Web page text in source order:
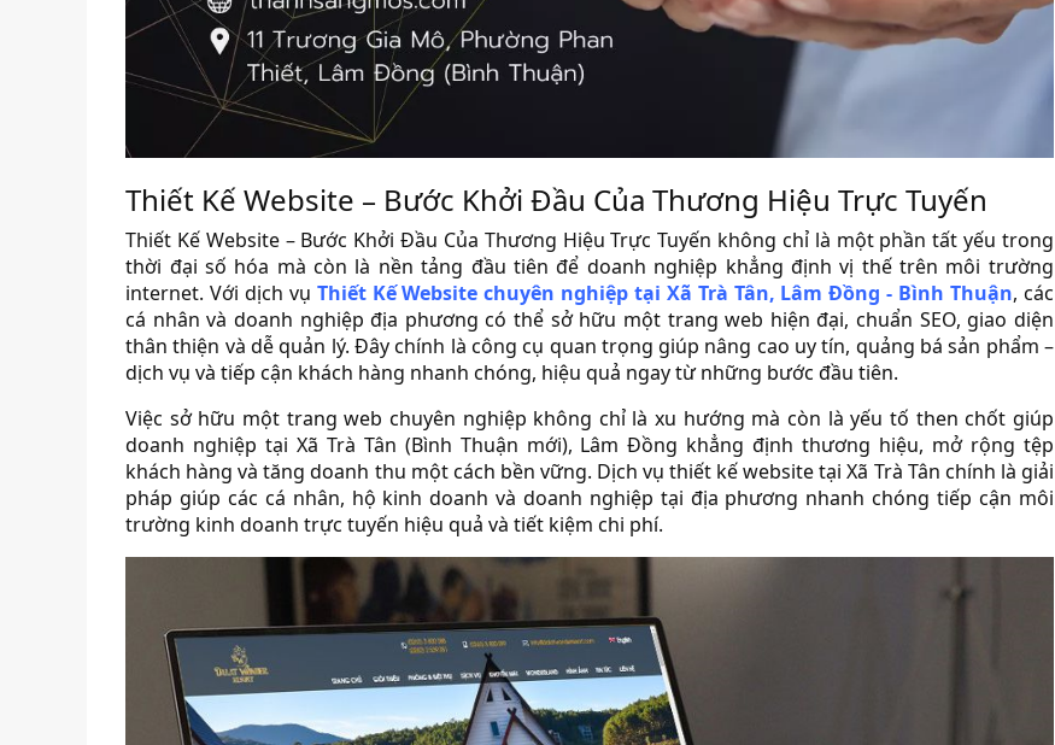
Thiết Kế Website – Bước Khởi Đầu Của Thương Hiệu Trực Tuyến
Thiết Kế Website – Bước Khởi Đầu Của Thương Hiệu Trực Tuyến không chỉ là một phần tất yếu trong
thời đại số hóa mà còn là nền tảng đầu tiên để doanh nghiệp khẳng định vị thế trên môi trường
internet. Với dịch vụ Thiết Kế Website chuyên nghiệp tại Xã Trà Tân, Lâm Đồng - Bình Thuận, các
cá nhân và doanh nghiệp địa phương có thể sở hữu một trang web hiện đại, chuẩn SEO, giao diện
thân thiện và dễ quản lý. Đây chính là công cụ quan trọng giúp nâng cao uy tín, quảng bá sản phẩm –
dịch vụ và tiếp cận khách hàng nhanh chóng, hiệu quả ngay từ những bước đầu tiên.
Việc sở hữu một trang web chuyên nghiệp không chỉ là xu hướng mà còn là yếu tố then chốt giúp
doanh nghiệp tại Xã Trà Tân (Bình Thuận mới), Lâm Đồng khẳng định thương hiệu, mở rộng tệp
khách hàng và tăng doanh thu một cách bền vững. Dịch vụ thiết kế website tại Xã Trà Tân chính là giải
pháp giúp các cá nhân, hộ kinh doanh và doanh nghiệp tại địa phương nhanh chóng tiếp cận môi
trường kinh doanh trực tuyến hiệu quả và tiết kiệm chi phí.